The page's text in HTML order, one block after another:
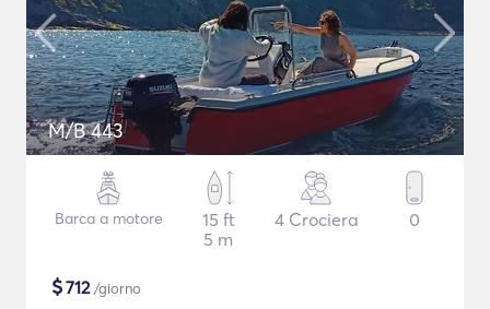
M/B 443
Barca a motore
15 ft
5 m
4 Crociera 0
$712/giorno